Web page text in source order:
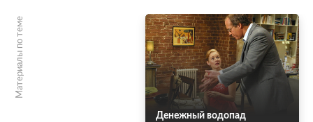
Материалы по теме
Денежный водопад